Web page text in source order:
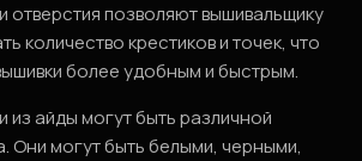
отверстия позволяют вышивальщику
количество крестиков и точек, что
более удобным и быстрым.
из айды могут быть различной
Они могут быть белыми, черными,